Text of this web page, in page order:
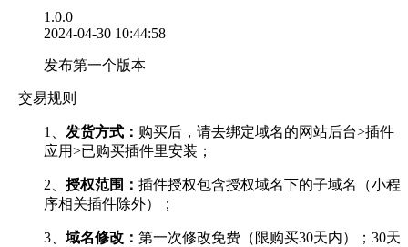
1.0.0
2024-04-30 10:44:58
发布第一个版本
交易规则
1、 发货方式： 购买后，请去绑定域名的网站后台>插件
应用>已购买插件里安装；
2、 授权范围： 插件授权包含授权域名下的子域名（小程
序相关插件除外）；
3、 域名修改： 第一次修改免费（限购买30天内）；30天